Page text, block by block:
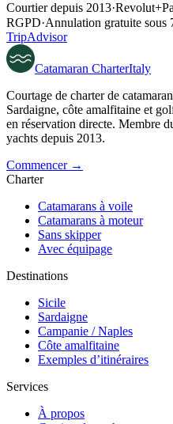
Courtier depuis 2013·Revolut+
RGPD·Annulation gratuite sous
TripAdvisor
Catamaran CharterItaly
Courtage de charter de
Sardaigne, côte amalfitaine et
en réservation directe. Membre
yachts depuis 2013.
Commencer →
Charter
Catamarans à voile
Catamarans à moteur
Sans skipper
Avec équipage
Destinations
Sicile
Sardaigne
Campanie / Naples
Côte amalfitaine
Exemples d’itinéraires
Services
À propos